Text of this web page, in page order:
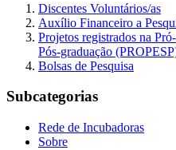
Discentes Voluntários/as
Auxílio Financeiro a
Projetos registrados na
Pós-graduação
Bolsas de Pesquisa
Subcategorias
Rede de Incubadoras
Sobre